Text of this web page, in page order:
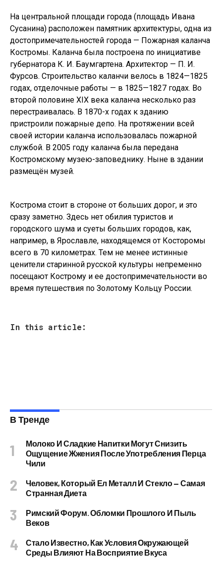
На центральной площади города (площадь Ивана
Сусанина) расположен памятник архитектуры, одна из
достопримечательностей города — Пожарная каланча
Костромы. Каланча была построена по инициативе
губернатора К. И. Баумгартена. Архитектор — П. И.
Фурсов. Строительство каланчи велось в 1824—1825
годах, отделочные работы — в 1825—1827 годах. Во
второй половине XIX века каланча несколько раз
перестраивалась. В 1870-х годах к зданию
пристроили пожарные депо. На протяжении всей
своей истории каланча использовалась пожарной
службой. В 2005 году каланча была передана
Костромскому музею-заповеднику. Ныне в здании
размещён музей.
Кострома стоит в стороне от больших дорог, и это
сразу заметно. Здесь нет обилия туристов и
городского шума и суеты больших городов, как,
например, в Ярославле, находящемся от Косторомы
всего в 70 километрах. Тем не менее истинные
ценители старинной русской культуры непременно
посещают Кострому и ее достопримечательности во
время путешествия по Золотому Кольцу России.
In this article:
В Тренде
Молоко И Сладкие Напитки Могут Снизить
Ощущение Жжения После Употребления Перца
Чили
Человек, Который Ел Металл И Стекло — Самая
Странная Диета
Римский Форум. Обломки Прошлого И Пыль
Веков
Стало Известно, Как Условия Окружающей
Среды Влияют На Восприятие Вкуса